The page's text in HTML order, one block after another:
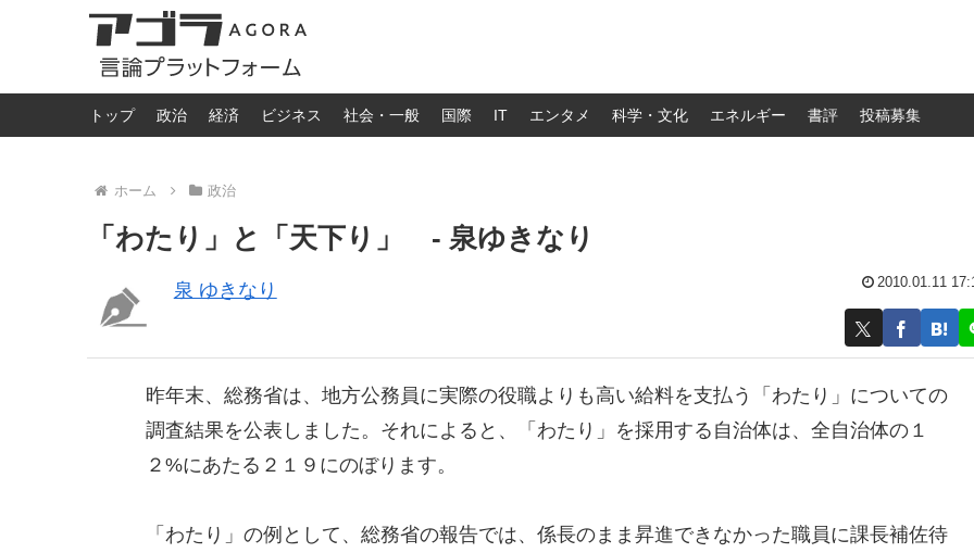
トップ 政治 経済 ビジネス 社会・一般 国際 IT エンタメ 科学・文化 エネルギー 書評 投稿募集
ホーム 政治
「わたり」と「天下り」 - 泉ゆきなり
泉 ゆきなり 2010.01.11
昨年末、総務省は、地方公務員に実際の役職よりも高い給料を支払う「わたり」についての
調査結果を公表しました。それによると、「わたり」を採用する自治体は、全自治体の１
２%にあたる２１９にのぼります。
「わたり」の例として、総務省の報告では、係長のまま昇進できなかった職員に課長補佐待